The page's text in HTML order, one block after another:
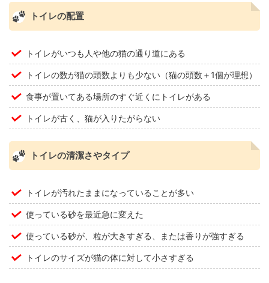
トイレの配置
トイレがいつも人や他の猫の通り道にある
トイレの数が猫の頭数よりも少ない（猫の頭数＋1個が理想）
食事が置いてある場所のすぐ近くにトイレがある
トイレが古く、猫が入りたがらない
トイレの清潔さやタイプ
トイレが汚れたままになっていることが多い
使っている砂を最近急に変えた
使っている砂が、粒が大きすぎる、または香りが強すぎる
トイレのサイズが猫の体に対して小さすぎる